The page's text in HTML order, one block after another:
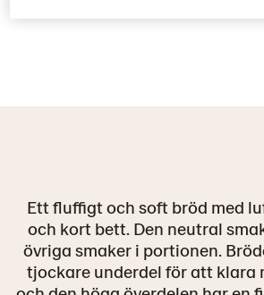
Ett fluffigt och soft bröd med
och kort bett. Den neutral
övriga smaker i portionen.
tjockare underdel för att klara